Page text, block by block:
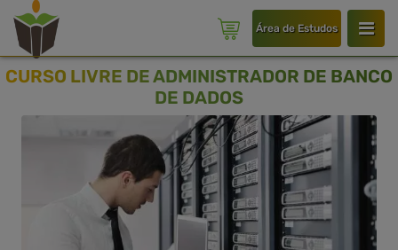
Área de Estudos
CURSO LIVRE DE ADMINISTRADOR DE BANCO
DE DADOS